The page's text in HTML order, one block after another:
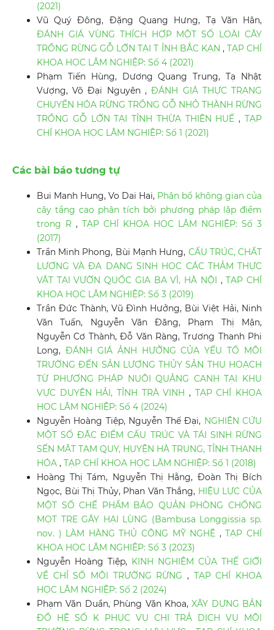
(2021)
Vũ Quý Đông, Đặng Quang Hưng, Tạ Văn Hân,
ĐÁNH GIÁ VÙNG THÍCH HỢP MỘT SỐ LOÀI CÂY
TRỒNG RỪNG GỖ LỚN TẠI T ỈNH BẮC KẠN , TẠP CHÍ
KHOA HỌC LÂM NGHIỆP: Số 4 (2021)
Phạm Tiến Hùng, Dương Quang Trung, Tạ Nhật
Vượng, Võ Đại Nguyên ,ĐÁNH GIÁ THỰC TRẠNG
CHUYỂN HÓA RỪNG TRỒNG GỖ NHỎ THÀNH RỪNG
TRỒNG GỖ LỚN TẠI TỈNH THỪA THIÊN HUẾ,TẠP
CHÍ KHOA HỌC LÂM NGHIỆP: Số 1 (2021)
Các bài báo tương tự
Bui Manh Hung, Vo Dai Hai, Phân bố không gian của
cây tầng cao phân tích bởi phương pháp lặp điểm
trong R , TẠP CHÍ KHOA HỌC LÂM NGHIỆP: Số 3
(2017)
Trần Minh Phong, Bùi Mạnh Hưng, CẤU TRÚC, CHẤT
LƯỢNG VÀ ĐA DẠNG SINH HỌC CÁC THẢM THỰC
VẬT TẠI VƯỜN QUỐC GIA BA VÌ, HÀ NỘI ,TẠP CHÍ
KHOA HỌC LÂM NGHIỆP: Số 3 (2019)
Trần Đức Thành, Vũ Đình Hưởng, Bùi Việt Hải, Ninh
Văn Tuấn, Nguyễn Văn Đăng, Phạm Thị Mận,
Nguyễn Cơ Thành, Đỗ Văn Ràng, Trương Thanh Phi
Long, ĐÁNH GIÁ ẢNH HƯỞNG CỦA YẾU TỐ MÔI
TRƯỜNG ĐẾN SẢN LƯỢNG THỦY SẢN THU HOẠCH
TỪ PHƯƠNG PHÁP NUÔI QUẢNG CANH TẠI KHU
VỰC DUYÊN HẢI, TỈNH TRÀ VINH, TẠP CHÍ KHOA
HỌC LÂM NGHIỆP: Số 4 (2024)
Nguyễn Hoàng Tiệp, Nguyễn Thế Đại, NGHIÊN CỨU
MỘT SỐ ĐẶC ĐIỂM CẤU TRÚC VÀ TÁI SINH RỪNG
SẾN MẬT TAM QUY, HUYỆN HÀ TRUNG, TỈNH THANH
HÓA , TẠP CHÍ KHOA HỌC LÂM NGHIỆP: Số 1 (2018)
Hoàng Thị Tám, Nguyễn Thị Hằng, Đoàn Thị Bích
Ngọc, Bùi Thị Thủy, Phan Văn Thắng, HIỆU LỰC CỦA
MỘT SỐ CHẾ PHẨM BẢO QUẢN PHÒNG CHỐNG
MỌT TRE GÂY HẠI LÙNG (Bambusa Longgissia sp.
nov. ) LÀM HÀNG THỦ CÔNG MỸ NGHỆ ,TẠP CHÍ
KHOA HỌC LÂM NGHIỆP: Số 3 (2023)
Nguyễn Hoàng Tiệp, KINH NGHIỆM CỦA THẾ GIỚI
VỀ CHỈ SỐ MÔI TRƯỜNG RỪNG, TẠP CHÍ KHOA
HỌC LÂM NGHIỆP: Số 2 (2024)
Phạm Văn Duẩn, Phùng Văn Khoa,XÂY DỰNG BẢN
ĐỒ HỆ SỐ K PHỤC VỤ CHI TRẢ DỊCH VỤ MÔI